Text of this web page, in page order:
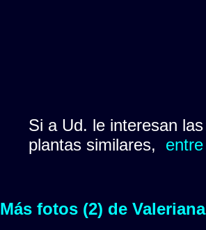
Si a Ud. le interesan
plantas similares,
Más fotos (2) de